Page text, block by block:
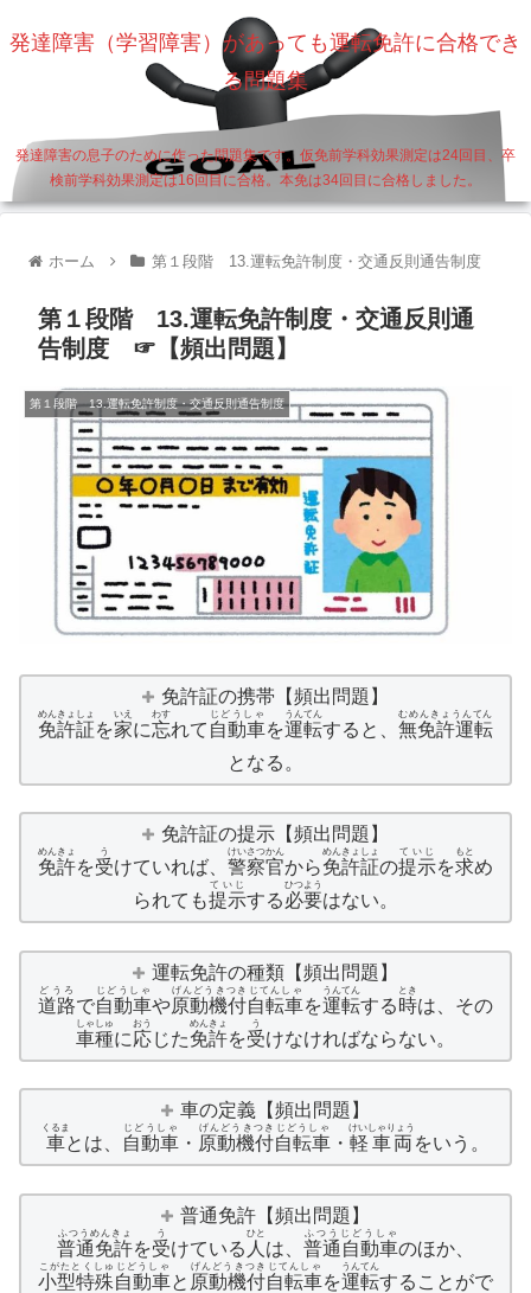
発達障害（学習障害）があっても運転免許に合格でき
る問題集
発達障害の息子のために作った問題集です。仮免前学科効果測定は24回目、卒
検前学科効果測定は16回目に合格。本免は34回目に合格しました。
ホーム 第１段階 13.運転免許制度・交通反則通告制度
第１段階 13.運転免許制度・交通反則通
告制度 ☞【頻出問題】
第１段階 13.運転免許制度・交通反則通告制度
免許証の携帯【頻出問題】
免許証
めんきょしょ
を家
いえ
に忘
わす
れて 自動車
じどうしゃ
を運転
うんてん
すると、 無免許運転
むめんきょうんてん
となる。
免許証の提示【頻出問題】
免許
めんきょ
を受
う
けていれば、 警察官
けいさつかん
から免許証
めんきょしょ
の提示
ていじ
を求
もと
め
られても提示
ていじ
する必要
ひつよう
はない。
運転免許の種類【頻出問題】
道路
どうろ
で自動車
じどうしゃ
や原動機付自転車
げんどうきつきじてんしゃ
を運転
うんてん
する時
とき
は、その
車種
しゃしゅ
に応
おう
じた免許
めんきょ
を受
う
けなければならない。
車の定義【頻出問題】
車
くるま
とは、 自動車
じどうしゃ
・ 原動機付自転車
げんどうきつきじどうしゃ
・ 軽車両
けいしゃりょう
をいう。
普通免許【頻出問題】
普通免許
ふつうめんきょ
を受
う
けている 人
ひと
は、 普通自動車
ふつうじどうしゃ
のほか、
小型特殊自動車
こがたとくしゅじどうしゃ
と 原動機付自転車
げんどうきつきじてんしゃ
を運転
うんてん
することがで